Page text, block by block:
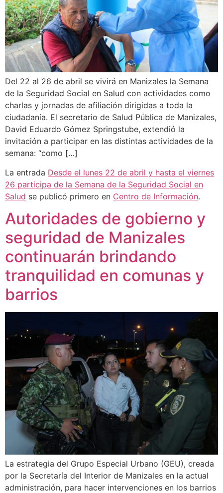
Del 22 al 26 de abril se vivirá en Manizales la Semana
de la Seguridad Social en Salud con actividades como
charlas y jornadas de afiliación dirigidas a toda la
ciudadanía. El secretario de Salud Pública de Manizales,
David Eduardo Gómez Springstube, extendió la
invitación a participar en las distintas actividades de la
semana: “como […]
La entrada Desde el lunes 22 de abril y hasta el viernes
26 participa de la Semana de la Seguridad Social en
Salud se publicó primero en Centro de Información.
Autoridades de gobierno y
seguridad de Manizales
continuarán brindando
tranquilidad en comunas y
barrios
La estrategia del Grupo Especial Urbano (GEU), creada
por la Secretaría del Interior de Manizales en la actual
administración, para hacer intervenciones en los barrios